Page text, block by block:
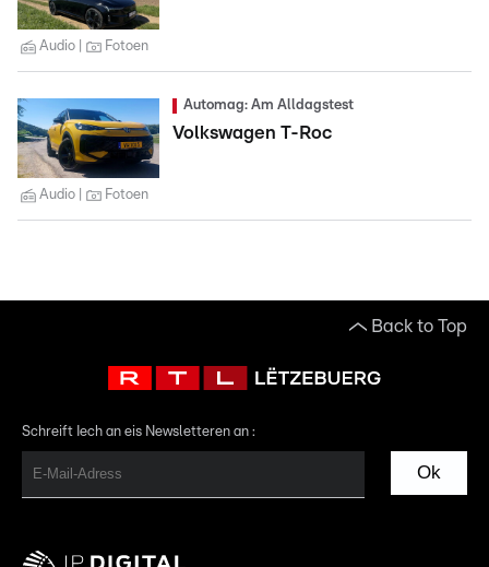
Audio Fotoen
Automag: Am Alldagstest
Volkswagen T-Roc
Audio Fotoen
Back to Top
Schreift Iech an eis Newsletteren an :
Ok